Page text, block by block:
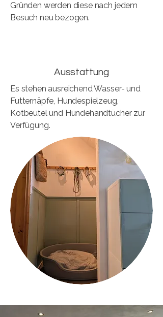
Gründen werden diese nach jedem
Besuch neu bezogen.
Ausstattung
Es stehen ausreichend Wasser- und
Futternäpfe, Hundespielzeug,
Kotbeutel und Hundehandtücher zur
Verfügung.